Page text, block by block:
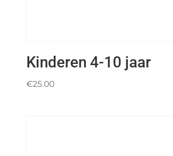
Kinderen 4-10 jaar
€25.00